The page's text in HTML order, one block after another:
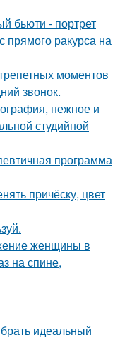
бьюти - портрет
ракурса на
моментов
звонок.
нежное и
студийной
программа
причёску, цвет
женщины в
на спине,
идеальный